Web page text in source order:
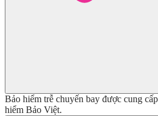
Bảo hiểm trễ chuyến bay được cung
hiểm Bảo Việt.